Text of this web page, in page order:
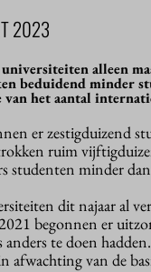
2023
alleen
beduidend minder
van het aantal
er zestigduizend
ruim
studenten minder
dit najaar al
begonnen er
anders te doen
afwachting van de